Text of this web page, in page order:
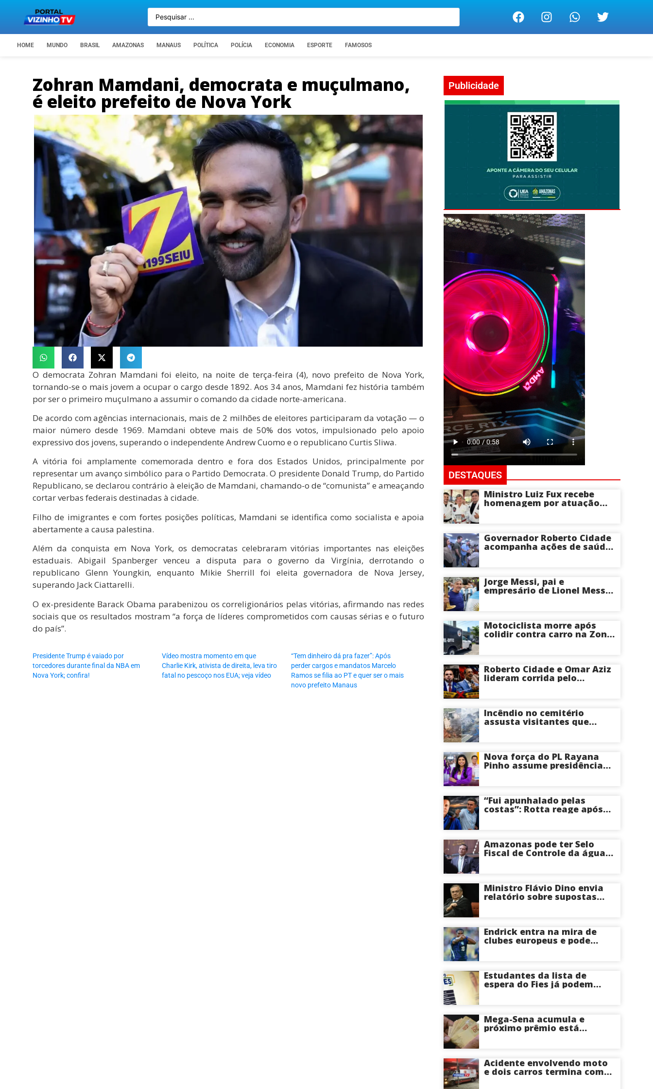
HOME MUNDO BRASIL AMAZONAS MANAUS POLÍTICA POLÍCIA ECONOMIA ESPORTE FAMOSOS
Zohran Mamdani, democrata e muçulmano,
é eleito prefeito de Nova York
O democrata Zohran Mamdani foi eleito, na noite de terça-feira (4), novo prefeito de Nova York,
tornando-se o mais jovem a ocupar o cargo desde 1892. Aos 34 anos, Mamdani fez história também
por ser o primeiro muçulmano a assumir o comando da cidade norte-americana.
De acordo com agências internacionais, mais de 2 milhões de eleitores participaram da votação — o
maior número desde 1969. Mamdani obteve mais de 50% dos votos, impulsionado pelo apoio
expressivo dos jovens, superando o independente Andrew Cuomo e o republicano Curtis Sliwa.
A vitória foi amplamente comemorada dentro e fora dos Estados Unidos, principalmente por
representar um avanço simbólico para o Partido Democrata. O presidente Donald Trump, do Partido
Republicano, se declarou contrário à eleição de Mamdani, chamando-o de “comunista” e ameaçando
cortar verbas federais destinadas à cidade.
Filho de imigrantes e com fortes posições políticas, Mamdani se identifica como socialista e apoia
abertamente a causa palestina.
Além da conquista em Nova York, os democratas celebraram vitórias importantes nas eleições
estaduais. Abigail Spanberger venceu a disputa para o governo da Virgínia, derrotando o
republicano Glenn Youngkin, enquanto Mikie Sherrill foi eleita governadora de Nova Jersey,
superando Jack Ciattarelli.
O ex-presidente Barack Obama parabenizou os correligionários pelas vitórias, afirmando nas redes
sociais que os resultados mostram “a força de líderes comprometidos com causas sérias e o futuro
do país”.
Presidente Trump é vaiado por
torcedores durante final da NBA em
Nova York; confira!
Vídeo mostra momento em que
Charlie Kirk, ativista de direita, leva tiro
fatal no pescoço nos EUA; veja vídeo
“Tem dinheiro dá pra fazer”: Após
perder cargos e mandatos Marcelo
Ramos se filia ao PT e quer ser o mais
novo prefeito Manaus
Publicidade
DESTAQUES
Ministro Luiz Fux recebe
homenagem por atuação
Governador Roberto Cidade
acompanha ações de saúde
Jorge Messi, pai e
empresário de Lionel Messi,
Motociclista morre após
colidir contra carro na Zona
Roberto Cidade e Omar Aziz
lideram corrida pelo
Incêndio no cemitério
assusta visitantes que
Nova força do PL Rayana
Pinho assume presidência
para a ALEAM
“Fui apunhalado pelas
costas”: Rotta reage após
veja
Amazonas pode ter Selo
Fiscal de Controle da água
Ministro Flávio Dino envia
relatório sobre supostas
Endrick entra na mira de
clubes europeus e pode
Estudantes da lista de
espera do Fies já podem
Mega-Sena acumula e
próximo prêmio está
Acidente envolvendo moto
e dois carros termina com